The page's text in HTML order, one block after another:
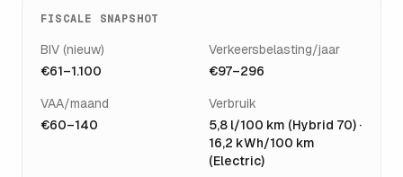
FISCALE SNAPSHOT
BIV (nieuw)
€61–1.100
Verkeersbelasting/jaar
€97–296
VAA/maand
€60–140
Verbruik
5,8 l/100 km (Hybrid 70) ·
16,2 kWh/100 km
(Electric)